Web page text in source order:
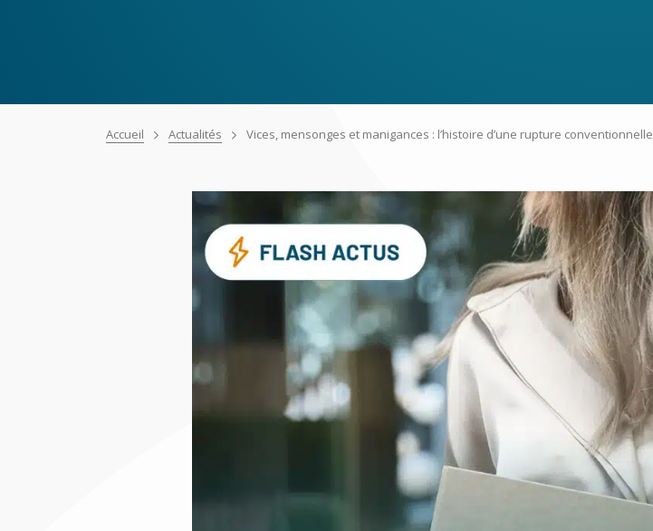
Accueil Actualités Vices, mensonges et manigances : l’histoire d’une rupture conventionnelle